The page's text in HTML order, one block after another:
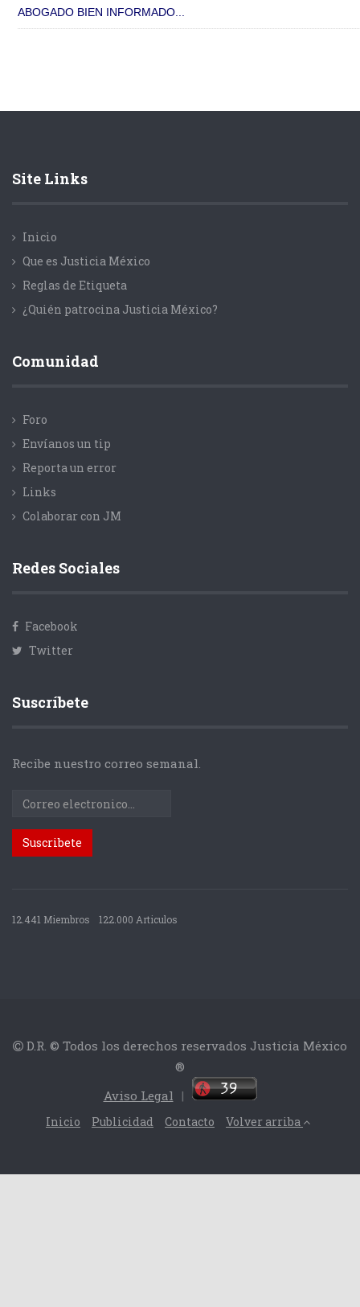
ABOGADO BIEN INFORMADO...
Site Links
Inicio
Que es Justicia México
Reglas de Etiqueta
¿Quién patrocina Justicia México?
Comunidad
Foro
Envíanos un tip
Reporta un error
Links
Colaborar con JM
Redes Sociales
Facebook
Twitter
Suscríbete
Recibe nuestro correo semanal.
12.441 Miembros 122.000 Articulos
D.R. © Todos los derechos reservados Justicia México
®
Aviso Legal |
Inicio Publicidad Contacto Volver arriba